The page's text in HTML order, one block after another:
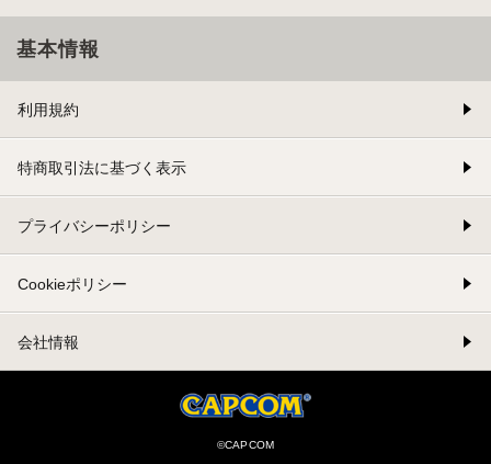
基本情報
利用規約
特商取引法に基づく表示
プライバシーポリシー
Cookieポリシー
会社情報
©CAPCOM